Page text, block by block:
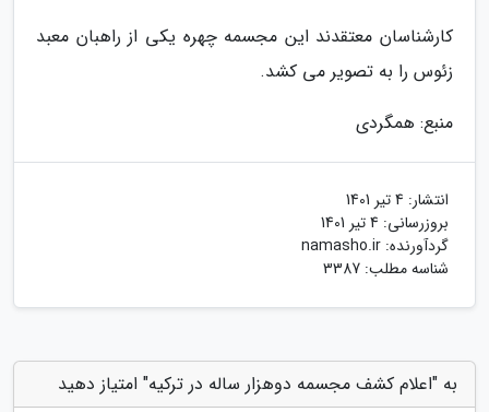
کارشناسان معتقدند این مجسمه چهره یکی از راهبان معبد
زئوس را به تصویر می کشد.
منبع: همگردی
انتشار: 4 تیر 1401
بروزرسانی: 4 تیر 1401
گردآورنده: namasho.ir
شناسه مطلب: 3387
به "اعلام کشف مجسمه دوهزار ساله در ترکیه" امتیاز دهید